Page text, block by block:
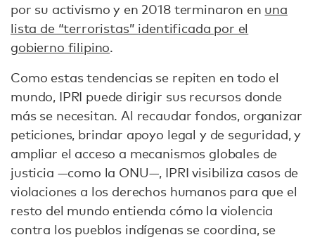
por su activismo y en 2018 terminaron en una
lista de “terroristas” identificada por el
gobierno filipino.
Como estas tendencias se repiten en todo el
mundo, IPRI puede dirigir sus recursos donde
más se necesitan. Al recaudar fondos, organizar
peticiones, brindar apoyo legal y de seguridad, y
ampliar el acceso a mecanismos globales de
justicia —como la ONU—, IPRI visibiliza casos de
violaciones a los derechos humanos para que el
resto del mundo entienda cómo la violencia
contra los pueblos indígenas se coordina, se